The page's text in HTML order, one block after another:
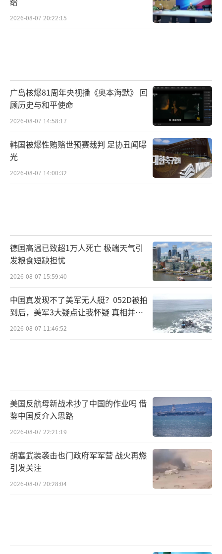
2026-08-07 20:22:15
广岛核爆81周年央视播《奥本海默》 回
顾历史与和平使命
2026-08-07 14:58:17
韩国被爆性贿赂世预赛裁判 足协丑闻曝
光
2026-08-07 14:00:32
德国高温已致超1万人死亡 极端天气引
发粮食短缺担忧
2026-08-07 15:59:40
中国真发现不了美军无人艇？052D被拍
到后，美军3大疑点让我怀疑 真相并非
如此
2026-08-07 11:46:52
美国反航母新战术抄了中国的作业吗 借
鉴中国反介入思路
2026-08-07 22:21:19
胡塞武装袭击也门政府军军营 战火再燃
引发关注
2026-08-07 20:28:04